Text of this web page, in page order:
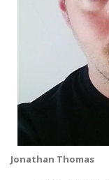
Jonathan Thomas